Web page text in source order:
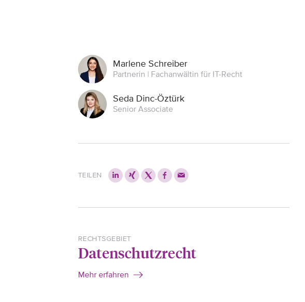
Marlene Schreiber
Partnerin | Fachanwältin für IT-Recht
Seda Dinc-Öztürk
Senior Associate
TEILEN
RECHTSGEBIET
Datenschutzrecht
Mehr erfahren